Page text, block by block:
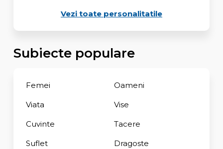
Vezi toate personalitatile
Subiecte populare
Femei Oameni
Viata Vise
Cuvinte Tacere
Suflet Dragoste